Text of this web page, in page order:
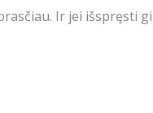
Ir jei išspręsti